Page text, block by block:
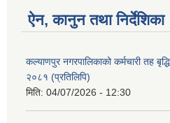
ऐन, कानुन तथा निर्देशिका
कल्याणपुर नगरपालिकाको कर्मचारी तह बृद्धि
२०८१ (प्रतिलिपि)
मिति: 04/07/2026 - 12:30